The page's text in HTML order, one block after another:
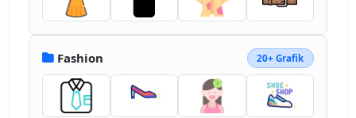
Fashion 20+ Grafik